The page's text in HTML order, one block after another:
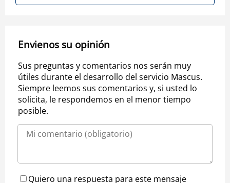
Envienos su opinión
Sus preguntas y comentarios nos serán muy
útiles durante el desarrollo del servicio Mascus.
Siempre leemos sus comentarios y, si usted lo
solicita, le respondemos en el menor tiempo
posible.
Quiero una respuesta para este mensaje